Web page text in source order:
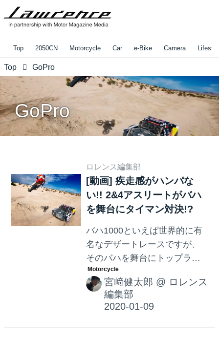
Top 2050CN Motorcycle Car e-Bike Camera
Top GoPro
GoPro
ロレンス編集部
[動画] 疾走感がハンパな
い!! 2&4アスリートがバハ
を舞台にタイマン対決!?
バハ1000といえば世界的に有
名なデザートレースですが、
そのバハを舞台にトップライ
ダー&トップドライバーが、見
事な運転技術を披露する動画
をご紹介します。その動画の
滑らかさがスゴくて、ある意
宮﨑健太郎 @ ロレンス
編集部